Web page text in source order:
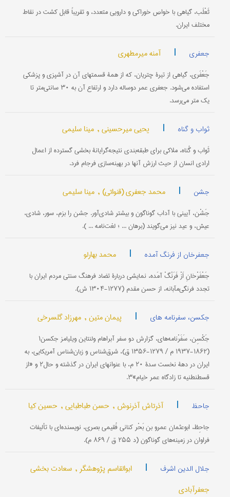
ثَعْلَب، گیاهی با خواص خوراکی و دارویی متعدد، و تقریباً قابل کشت در نقاط
مختلف ایران.
جعفری | آمنه میرمطهری
جَعْفَری، گیاهی از تیرۀ چتریان، که از همۀ قسمتهای آن در آشپزی و پزشکی
استفاده می‌شود. جعفری عمر دوساله دارد و ارتفاع آن به ۳۰ سانتی‌متر تا
یک متر می‌رسد.
ثواب و گناه | یحیی میرحسینی , مینا سلیمی
ثَواب و گُناه، ملاکی برای طبقه‌بندی نتیجه‌‌گرایانۀ بخشی گسترده از اعمال
ارادی انسان از حیث ارزش آنها در بهینه‌سازی فرجام فرد.
جشن | محمد جعفری (قنواتی) , مینا سلیمی
جَشْن، آیینی با آداب گوناگون و بیشتر شادی‌آور. جشن را بزم، سور، شادی،
عیش، و عید نیز می‌گویند (برهان ... ؛ لغت‌نامه ... ).
جعفرخان از فرنگ آمده | محمد بهارلو
جَعْفَرْخانِ اَزْ فَرَنْگْ آمَده، نمایشی دربارۀ تضاد فرهنگ سنتی مردم ایران با
تجدد فرنگی‌مآبانه، از حسن مقدم (۱۲۷۷-۱۳۰۴ ش).
جکسن، سفرنامه های | پیمان متین , مهرزاد گلسرخی
جَکْسِن، سَفَرْنامه‌های، گزارش دو سفر آبراهام و‌لنتاین ویلیامز جکسن۱
(۱۸۶۲-۱۹۳۷ م / ۱۲۷۹-۱۳۵۶ ق)، شرق‌شناس و زبان‌شناس آمریکایی، به
ایران در دهۀ نخست سدۀ ۲۰ م، با عنوانهای ایران در گذشته و حال۲ و «از
قسطنطنیه تا زادگاه عمر خیام»۳.
جاحظ | آذرتاش آذرنوش , حسن طباطبایی , حسین کیا
جاحِظ، ابوعثمان عمرو بن بَحْر کنانی فُقیمی بصری، نویسنده‌ای با تألیفات
فراوان در زمینه‌های گوناگون (د ۲۵۵ ق / ۸۶۹ م).
جلال الدین اشرف | ابوالقاسم پژوهشگر , سعادت بخشی
جعفرآبادی